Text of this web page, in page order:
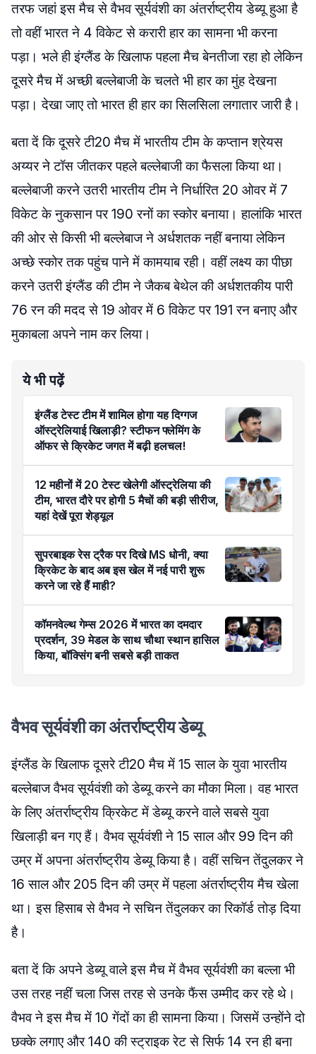
तरफ जहां इस मैच से वैभव सूर्यवंशी का अंतर्राष्ट्रीय डेब्यू हुआ है
तो वहीं भारत ने 4 विकेट से करारी हार का सामना भी करना
पड़ा। भले ही इंग्लैंड के खिलाफ पहला मैच बेनतीजा रहा हो लेकिन
दूसरे मैच में अच्छी बल्लेबाजी के चलते भी हार का मुंह देखना
पड़ा। देखा जाए तो भारत ही हार का सिलसिला लगातार जारी है।
बता दें कि दूसरे टी20 मैच में भारतीय टीम के कप्तान श्रेयस
अय्यर ने टॉस जीतकर पहले बल्लेबाजी का फैसला किया था।
बल्लेबाजी करने उतरी भारतीय टीम ने निर्धारित 20 ओवर में 7
विकेट के नुकसान पर 190 रनों का स्कोर बनाया। हालां​कि भारत
की ओर से किसी भी बल्लेबाज ने अर्धशतक नहीं बनाया लेकिन
अच्छे स्कोर तक पहुंच पाने में कामयाब रही। वहीं लक्ष्य का पीछा
करने उतरी इंग्लैंड की टीम ने जैकब बेथेल की अर्धशतकीय पारी
76 रन की मदद से 19 ओवर में 6 विकेट पर 191 रन बनाए और
मुकाबला अपने नाम कर लिया।
ये भी पढ़ें
इंग्लैंड टेस्ट टीम में शामिल होगा यह दिग्गज
ऑस्ट्रेलियाई खिलाड़ी? स्टीफन फ्लेमिंग के
ऑफर से क्रिकेट जगत में बढ़ी हलचल!
12 महीनों में 20 टेस्ट खेलेगी ऑस्ट्रेलिया की
टीम, भारत दौरे पर होगी 5 मैचों की बड़ी सीरीज,
यहां देखें पूरा शेड्यूल
सुपरबाइक रेस ट्रैक पर दिखे MS धोनी, क्या
क्रिकेट के बाद अब इस खेल में नई पारी शुरू
करने जा रहे हैं माही?
कॉमनवेल्थ गेम्स 2026 में भारत का दमदार
प्रदर्शन, 39 मेडल के साथ चौथा स्थान हासिल
किया, बॉक्सिंग बनी सबसे बड़ी ताकत
वैभव सूर्यवंशी का अंतर्राष्ट्रीय डेब्यू
इंग्लैंड के खिलाफ दूसरे टी20 मैच में 15 साल के युवा भारतीय
बल्लेबाज वैभव सूर्यवंशी को डेब्यू करने का मौका मिला। वह भारत
के लिए अंतर्राष्ट्रीय क्रिकेट में डेब्यू करने वाले सबसे युवा
खिलाड़ी बन गए हैं। वैभव सूर्यवंशी ने 15 साल और 99 दिन की
उम्र में अपना अंतर्राष्ट्रीय डेब्यू किया है। वहीं सचिन तेंदुलकर ने
16 साल और 205 दिन की उम्र में पहला अंतर्राष्ट्रीय मैच खेला
था। इस हिसाब से वैभव ने सचिन तेंदुलकर का रिकॉर्ड तोड़ दिया
है।
बता दें कि अपने डेब्यू वाले इस मैच में वैभव ​सूर्यवंशी का बल्ला भी
उस तरह नहीं चला जिस तरह से उनके फैंस उम्मीद कर रहे थे।
वैभव ने इस मैच में 10 गेंदों का ही सामना किया। जिसमें उन्होंने दो
छक्के लगाए और 140 की स्ट्राइक रेट से सिर्फ 14 रन ही बना